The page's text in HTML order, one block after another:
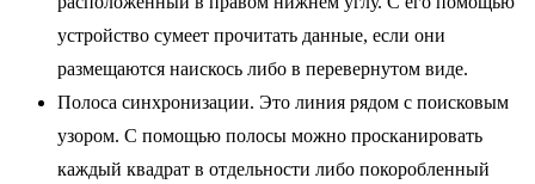
устройство сумеет прочитать данные, если они
размещаются наискось либо в перевернутом виде.
Полоса синхронизации. Это линия рядом с поисковым
узором. С помощью полосы можно просканировать
каждый квадрат в отдельности либо покоробленный